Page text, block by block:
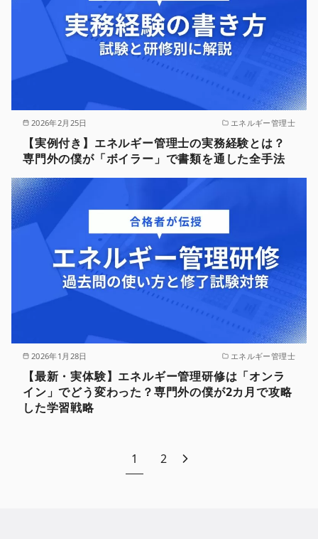
2026年2月25日 エネルギー管理士
【実例付き】エネルギー管理士の実務経験とは？
専門外の僕が「ボイラー」で書類を通した全手法
2026年1月28日 エネルギー管理士
【最新・実体験】エネルギー管理研修は「オンラ
イン」でどう変わった？専門外の僕が2カ月で攻略
した学習戦略
1 2